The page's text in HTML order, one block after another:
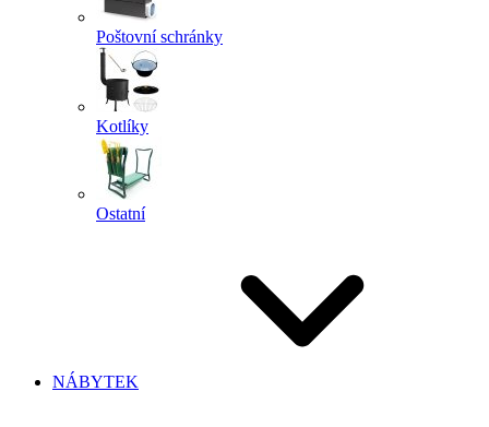
Poštovní schránky
Kotlíky
Ostatní
NÁBYTEK